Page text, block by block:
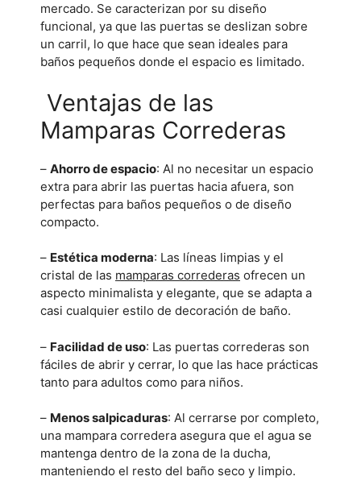
mercado. Se caracterizan por su diseño
funcional, ya que las puertas se deslizan sobre
un carril, lo que hace que sean ideales para
baños pequeños donde el espacio es limitado.
Ventajas de las
Mamparas Correderas
– Ahorro de espacio: Al no necesitar un espacio
extra para abrir las puertas hacia afuera, son
perfectas para baños pequeños o de diseño
compacto.
– Estética moderna: Las líneas limpias y el
cristal de las mamparas correderas ofrecen un
aspecto minimalista y elegante, que se adapta a
casi cualquier estilo de decoración de baño.
– Facilidad de uso: Las puertas correderas son
fáciles de abrir y cerrar, lo que las hace prácticas
tanto para adultos como para niños.
– Menos salpicaduras: Al cerrarse por completo,
una mampara corredera asegura que el agua se
mantenga dentro de la zona de la ducha,
manteniendo el resto del baño seco y limpio.